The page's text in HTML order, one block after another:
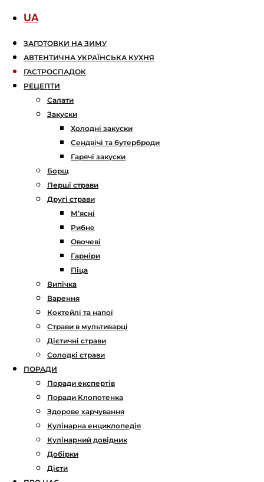
UA
ЗАГОТОВКИ НА ЗИМУ
АВТЕНТИЧНА УКРАЇНСЬКА КУХНЯ
ГАСТРОСПАДОК
РЕЦЕПТИ
Салати
Закуски
Холодні закуски
Сендвічі та бутерброди
Гарячі закуски
Борщ
Перші страви
Другі страви
М’ясні
Рибне
Овочеві
Гарніри
Піца
Випічка
Варення
Коктейлі та напої
Страви в мультиварці
Дієтичні страви
Солодкі страви
ПОРАДИ
Поради експертів
Поради Клопотенка
Здорове харчування
Кулінарна енциклопедія
Кулінарний довідник
Добірки
Дієти